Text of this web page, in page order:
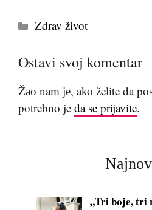
Kategorije
Zdrav život
Ostavi svoj komentar
Žао nam је, ako želite da
potrebno je da se prijavite.
„Tri boje, tri